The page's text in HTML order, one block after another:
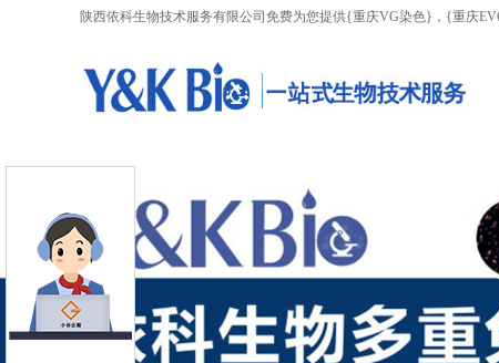
陕西依科生物技术服务有限公司免费为您提供{重庆VG染色} ，{重庆